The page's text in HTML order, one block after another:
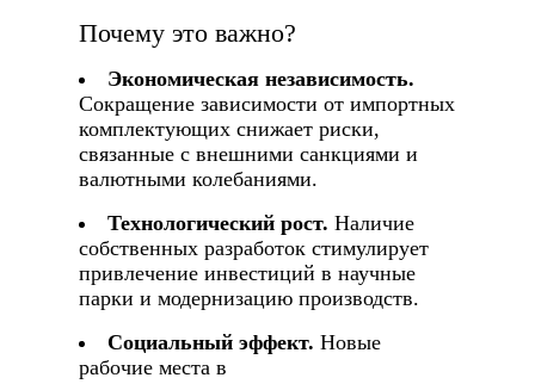
Почему это важно?
Экономическая независимость.
Сокращение зависимости от импортных
комплектующих снижает риски,
связанные с внешними санкциями и
валютными колебаниями.
Технологический рост. Наличие
собственных разработок стимулирует
привлечение инвестиций в научные
парки и модернизацию производств.
Социальный эффект. Новые
рабочие места в